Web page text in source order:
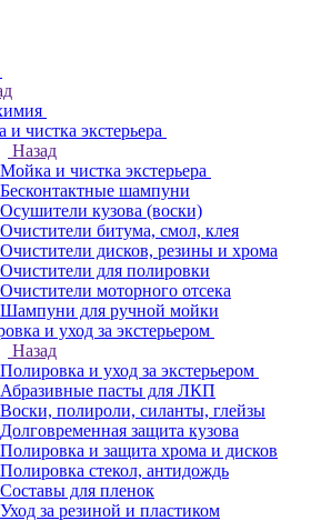
чистка экстерьера
Назад
Мойка и чистка экстерьера
Бесконтактные шампуни
Осушители кузова (воски)
Очистители битума, смол, клея
Очистители дисков, резины и хрома
Очистители для полировки
Очистители моторного отсека
Шампуни для ручной мойки
и уход за экстерьером
Назад
Полировка и уход за экстерьером
Абразивные пасты для ЛКП
Воски, полироли, силанты, глейзы
Долговременная защита кузова
Полировка и защита хрома и дисков
Полировка стекол, антидождь
Составы для пленок
Уход за резиной и пластиком